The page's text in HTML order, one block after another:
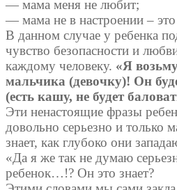
— мама меня не любит;
— мама не в настроении – это
В данном случае у ребенка
чувство безопасности и
каждому человеку. «Я
мальчика (девочку)! Он
(есть кашу, не будет
Эти ненастоящие фразы
довольно серьезно и только
знает, как глубоко они
«Да я же так не думаю
ребенок…!? Он это знает?